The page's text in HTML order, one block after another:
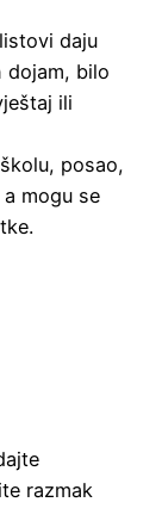
daju
dojam, bilo
ili
posao,
mogu se
razmak